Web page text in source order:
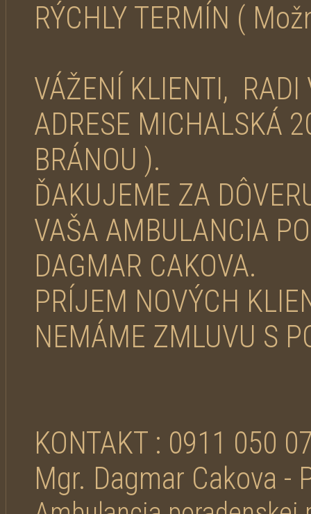
RÝCHLY TERMÍN (
VÁŽENÍ KLIENTI,
ADRESE MICHALSKÁ
BRÁNOU ).
ĎAKUJEME ZA
VAŠA AMBULANCIA
DAGMAR CAKOVA.
PRÍJEM NOVÝCH
NEMÁME ZMLUVU S
KONTAKT : 0911 050
Mgr. Dagmar Cakova